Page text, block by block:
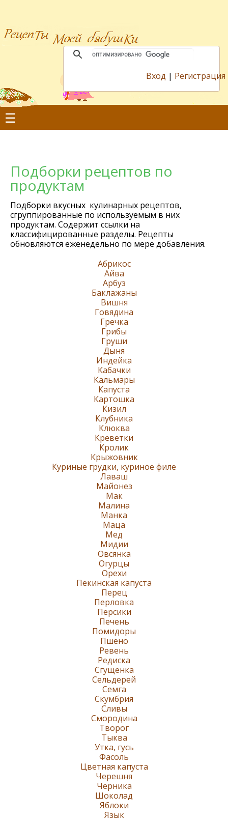
Вход | Регистрация
☰
Подборки рецептов по
продуктам
Подборки вкусных кулинарных рецептов,
сгруппированные по используемым в них
продуктам. Содержит ссылки на
классифицированные разделы. Рецепты
обновляются еженедельно по мере добавления.
Абрикос
Айва
Арбуз
Баклажаны
Вишня
Говядина
Гречка
Грибы
Груши
Дыня
Индейка
Кабачки
Кальмары
Капуста
Картошка
Кизил
Клубника
Клюква
Креветки
Кролик
Крыжовник
Куриные грудки, куриное филе
Лаваш
Майонез
Мак
Малина
Манка
Маца
Мед
Мидии
Овсянка
Огурцы
Орехи
Пекинская капуста
Перец
Перловка
Персики
Печень
Помидоры
Пшено
Ревень
Редиска
Сгущенка
Сельдерей
Семга
Скумбрия
Сливы
Смородина
Творог
Тыква
Утка, гусь
Фасоль
Цветная капуста
Черешня
Черника
Шоколад
Яблоки
Язык